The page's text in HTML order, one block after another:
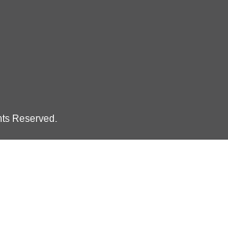
Reserved.